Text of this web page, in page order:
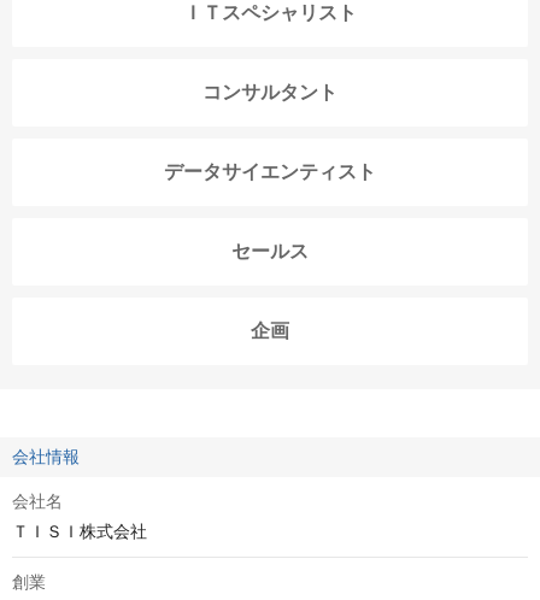
ＩＴスペシャリスト
コンサルタント
データサイエンティスト
セールス
企画
会社情報
会社名
ＴＩＳＩ株式会社
創業